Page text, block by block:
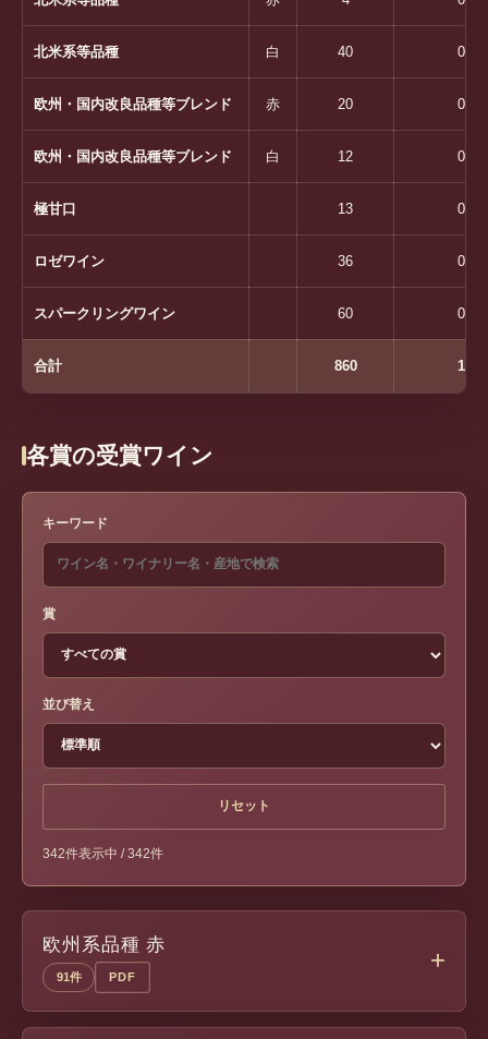
北米系等品種 白 40 0
欧州・国内改良品種等ブレンド 赤 20 0
欧州・国内改良品種等ブレンド 白 12 0
極甘口 13 0
ロゼワイン 36 0
スパークリングワイン 60 0
合計 860 1
各賞の受賞ワイン
キーワード
賞
並び替え
リセット
342件表示中 / 342件
欧州系品種 赤
91件 PDF